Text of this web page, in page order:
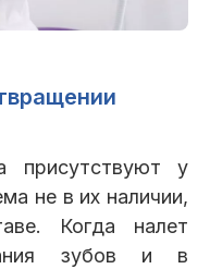
присутствуют у
не в их наличии,
Когда налет
зубов и в